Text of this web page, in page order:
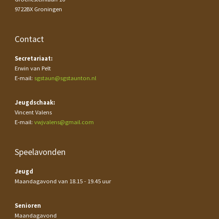
9722BX Groningen
Contact
Secretariaat:
Erwin van Pelt
E-mail: sgstaun@sgstaunton.nl
Jeugdschaak:
Vincent Valens
E-mail: vwjvalens@gmail.com
Speelavonden
Jeugd
Maandagavond van 18.15 - 19.45 uur
Senioren
Maandagavond